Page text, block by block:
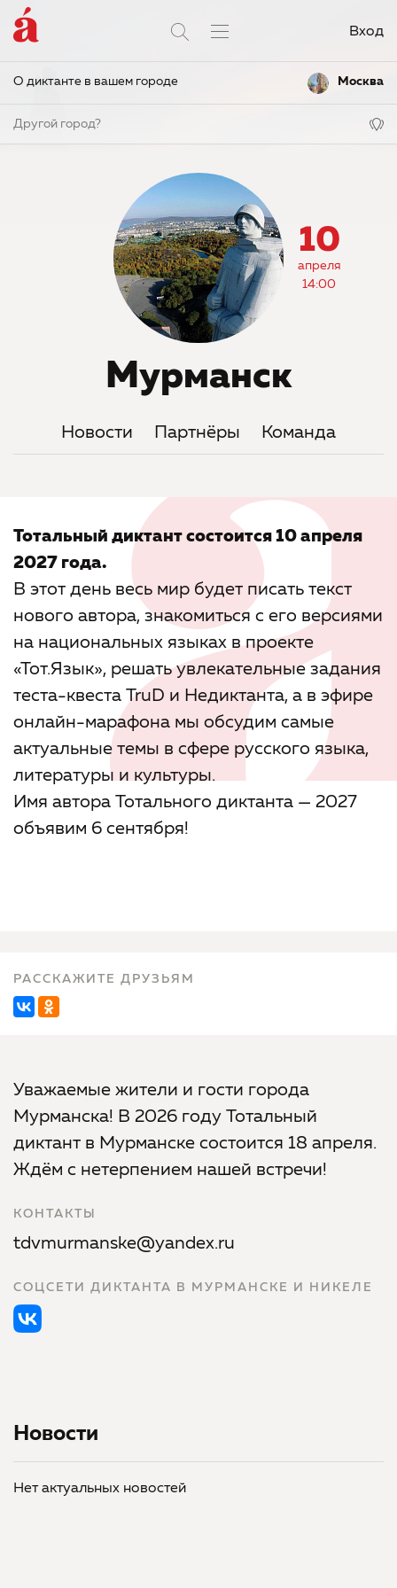
Вход
О диктанте в вашем городе Москва
Другой город?
10
апреля
14:00
Мурманск
Новости Партнёры Команда
Тотальный диктант состоится 10 апреля
2027 года.
В этот день весь мир будет писать текст
нового автора, знакомиться с его версиями
на национальных языках в проекте
«Тот.Язык», решать увлекательные задания
теста-квеста TruD и Недиктанта, а в эфире
онлайн-марафона мы обсудим самые
актуальные темы в сфере русского языка,
литературы и культуры.
Имя автора Тотального диктанта — 2027
объявим 6 сентября!
РАССКАЖИТЕ ДРУЗЬЯМ
Уважаемые жители и гости города
Мурманска! В 2026 году Тотальный
диктант в Мурманске состоится 18 апреля.
Ждём с нетерпением нашей встречи!
КОНТАКТЫ
tdvmurmanske@yandex.ru
СОЦСЕТИ ДИКТАНТА В МУРМАНСКЕ И НИКЕЛЕ
Новости
Нет актуальных новостей